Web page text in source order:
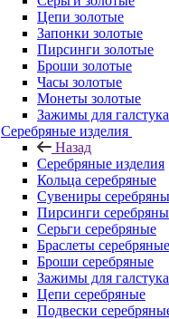
Цепи золотые
Запонки золотые
Пирсинги золотые
Броши золотые
Часы золотые
Монеты золотые
Зажимы для галстука
Серебряные изделия
Назад
Серебряные изделия
Кольца серебряные
Сувениры
Пирсинги
Серьги серебряные
Браслеты серебряные
Броши серебряные
Зажимы для
Цепи серебряные
Подвески